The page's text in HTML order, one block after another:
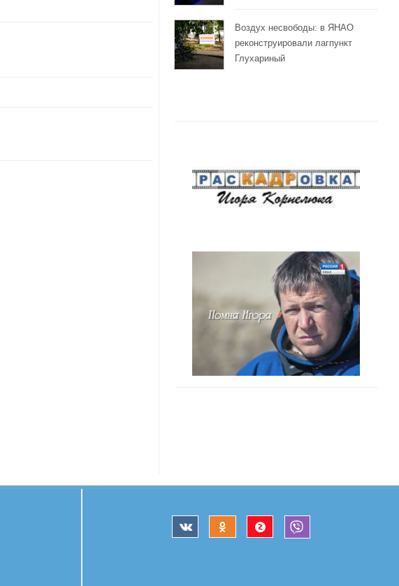
Воздух несвободы: в ЯНАО
реконструировали лагпункт
Глухариный